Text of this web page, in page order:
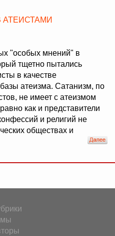
"особых мнений" в
тщетно пытались
в качестве
атеизма. Сатанизм, по
не имеет с атеизмом
как и представители
и религий не
обществах и